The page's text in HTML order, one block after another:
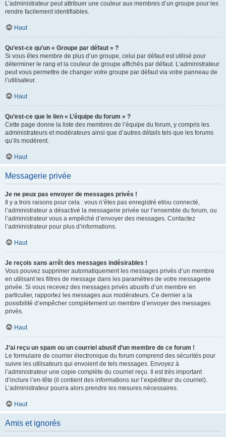
L’administrateur peut attribuer une couleur aux membres d’un groupe pour les
rendre facilement identifiables.
Haut
Qu’est-ce qu’un « Groupe par défaut » ?
Si vous êtes membre de plus d’un groupe, celui par défaut est utilisé pour
déterminer le rang et la couleur de groupe affichés par défaut. L’administrateur
peut vous permettre de changer votre groupe par défaut via votre panneau de
l’utilisateur.
Haut
Qu’est-ce que le lien « L’équipe du forum » ?
Cette page donne la liste des membres de l’équipe du forum, y compris les
administrateurs et modérateurs ainsi que d’autres détails tels que les forums
qu’ils modèrent.
Haut
Messagerie privée
Je ne peux pas envoyer de messages privés !
Il y a trois raisons pour cela : vous n’êtes pas enregistré et/ou connecté,
l’administrateur a désactivé la messagerie privée sur l’ensemble du forum, ou
l’administrateur vous a empêché d’envoyer des messages. Contactez
l’administrateur pour plus d’informations.
Haut
Je reçois sans arrêt des messages indésirables !
Vous pouvez supprimer automatiquement les messages privés d’un membre
en utilisant les filtres de message dans les paramètres de votre messagerie
privée. Si vous recevez des messages privés abusifs d’un membre en
particulier, rapportez les messages aux modérateurs. Ce dernier a la
possibilité d’empêcher complètement un membre d’envoyer des messages
privés.
Haut
J’ai reçu un spam ou un courriel abusif d’un membre de ce forum !
Le formulaire de courrier électronique du forum comprend des sécurités pour
suivre les utilisateurs qui envoient de tels messages. Envoyez à
l’administrateur une copie complète du courriel reçu. Il est très important
d’inclure l’en-tête (il contient des informations sur l’expéditeur du courriel).
L’administrateur pourra alors prendre les mesures nécessaires.
Haut
Amis et ignorés